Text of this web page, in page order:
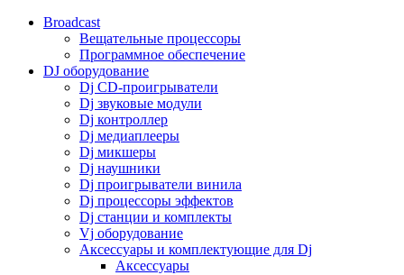
Broadcast
Вещательные процессоры
Программное обеспечение
DJ оборудование
Dj CD-проигрыватели
Dj звуковые модули
Dj контроллер
Dj медиаплееры
Dj микшеры
Dj наушники
Dj проигрыватели винила
Dj процессоры эффектов
Dj станции и комплекты
Vj оборудование
Аксессуары и комплектующие для Dj
Аксессуары